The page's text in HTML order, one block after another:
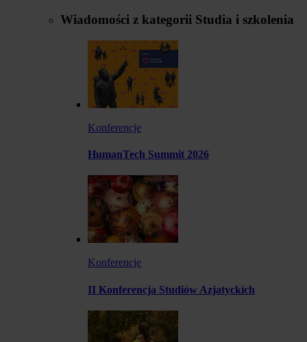
Wiadomości z kategorii Studia i szkolenia
Konferencje
HumanTech Summit 2026
Konferencje
II Konferencja Studiów Azjatyckich